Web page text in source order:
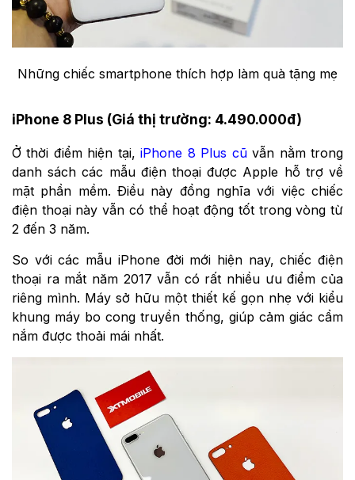
Những chiếc smartphone thích hợp làm quà tặng mẹ
iPhone 8 Plus (Giá thị trường: 4.490.000đ)
Ở thời điểm hiện tại,iPhone 8 Plus cũvẫn nằm trong
danh sách các mẫu điện thoại được Apple hỗ trợ về
mặt phần mềm. Điều này đồng nghĩa với việc chiếc
điện thoại này vẫn có thể hoạt động tốt trong vòng từ
2 đến 3 năm.
So với các mẫu iPhone đời mới hiện nay, chiếc điện
thoại ra mắt năm 2017 vẫn có rất nhiều ưu điểm của
riêng mình. Máy sở hữu một thiết kế gọn nhẹ với kiểu
khung máy bo cong truyền thống, giúp cảm giác cầm
nắm được thoải mái nhất.